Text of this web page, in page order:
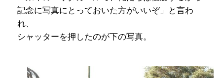
記念に写真にとっておいた方がいいぞ」と言わ
れ、
シャッターを押したのが下の写真。